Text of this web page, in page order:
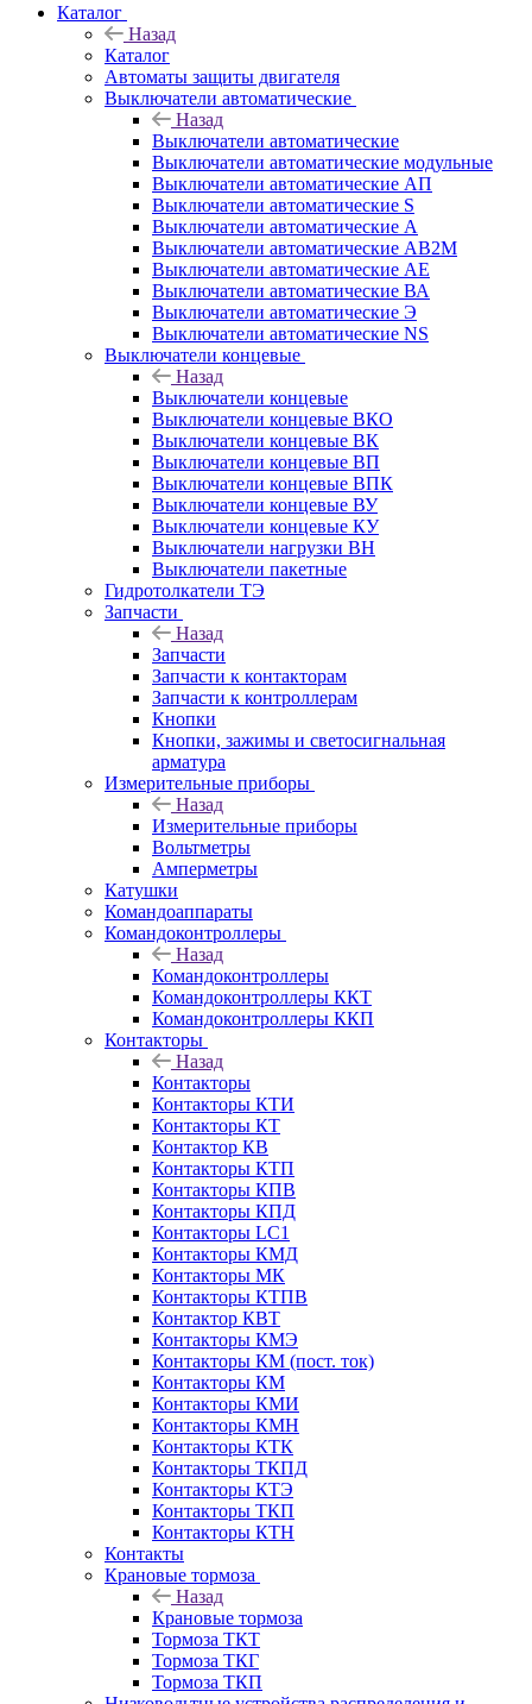
Каталог
Назад
Каталог
Автоматы защиты двигателя
Выключатели автоматические
Назад
Выключатели автоматические
Выключатели автоматические модульные
Выключатели автоматические АП
Выключатели автоматические S
Выключатели автоматические А
Выключатели автоматические АВ2М
Выключатели автоматические АЕ
Выключатели автоматические ВА
Выключатели автоматические Э
Выключатели автоматические NS
Выключатели концевые
Назад
Выключатели концевые
Выключатели концевые ВКО
Выключатели концевые ВК
Выключатели концевые ВП
Выключатели концевые ВПК
Выключатели концевые ВУ
Выключатели концевые КУ
Выключатели нагрузки ВН
Выключатели пакетные
Гидротолкатели ТЭ
Запчасти
Назад
Запчасти
Запчасти к контакторам
Запчасти к контроллерам
Кнопки
Кнопки, зажимы и светосигнальная
арматура
Измерительные приборы
Назад
Измерительные приборы
Вольтметры
Амперметры
Катушки
Командоаппараты
Командоконтроллеры
Назад
Командоконтроллеры
Командоконтроллеры ККТ
Командоконтроллеры ККП
Контакторы
Назад
Контакторы
Контакторы КТИ
Контакторы КТ
Контактор КВ
Контакторы КТП
Контакторы КПВ
Контакторы КПД
Контакторы LC1
Контакторы КМД
Контакторы МК
Контакторы КТПВ
Контактор КВТ
Контакторы КМЭ
Контакторы КМ (пост. ток)
Контакторы КМ
Контакторы КМИ
Контакторы КМН
Контакторы КТК
Контакторы ТКПД
Контакторы КТЭ
Контакторы ТКП
Контакторы КТН
Контакты
Крановые тормоза
Назад
Крановые тормоза
Тормоза ТКТ
Тормоза ТКГ
Тормоза ТКП